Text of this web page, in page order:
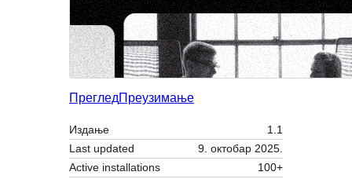
ПрегледПреузимање
Издање
1.1
Last updated
9. октобар 2025.
Active installations
100+